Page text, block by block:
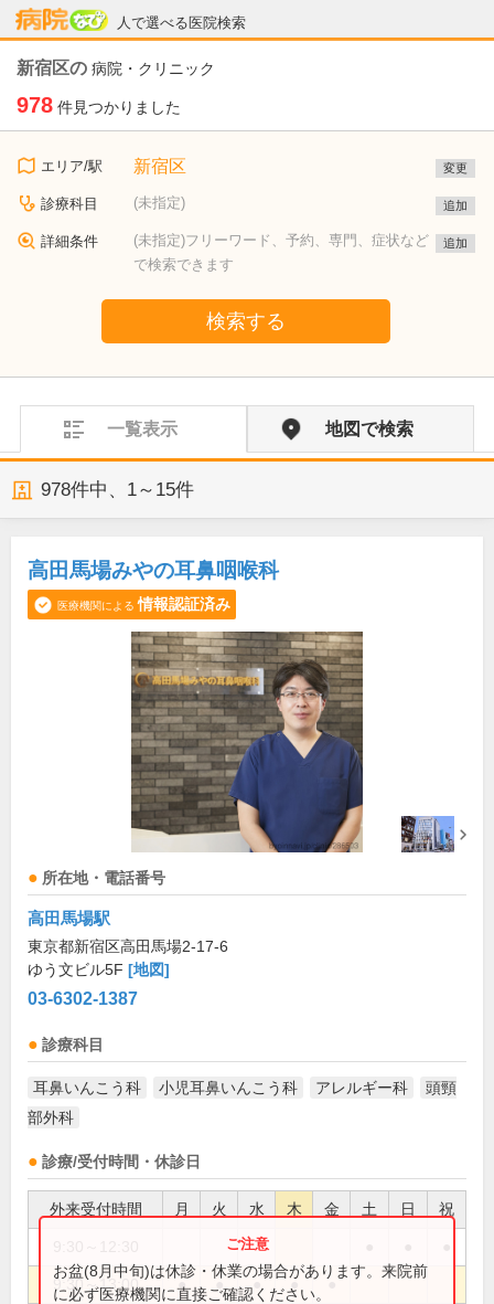
人で選べる医院検索
病院なび
新宿区の 病院・クリニック
978 件見つかりました
エリア/駅 新宿区 変更
診療科目 (未指定) 追加
詳細条件
(未指定)フリーワード、予約、専門、症状など
で検索できます
追加
検索する
一覧表示 地図で検索
978件中、 1～15件
高田馬場みやの耳鼻咽喉科
医療機関による 情報認証済み
所在地・電話番号
高田馬場駅
東京都新宿区高田馬場2-17-6
ゆう文ビル5F [地図]
03-6302-1387
診療科目
耳鼻いんこう科 小児耳鼻いんこう科 アレルギー科
頭頸
部外科
診療/受付時間・休診日
外来受付時間 月 火 水 木 金 土 日 祝
9:30～13:00 ● ● ● ● ●
お盆(8月中旬)は休診・休業の場合があります。来院前
に必ず医療機関に直接ご確認ください。